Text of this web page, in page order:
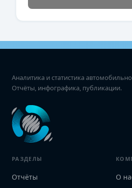
Аналитика и статистика
Отчёты, инфографика, публикации.
РАЗДЕЛЫ
Отчёты
О